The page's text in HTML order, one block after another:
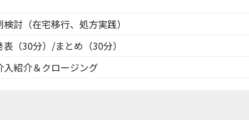
討（在宅移行、処方実践）
（30分）/まとめ（30分）
入紹介＆クロージング